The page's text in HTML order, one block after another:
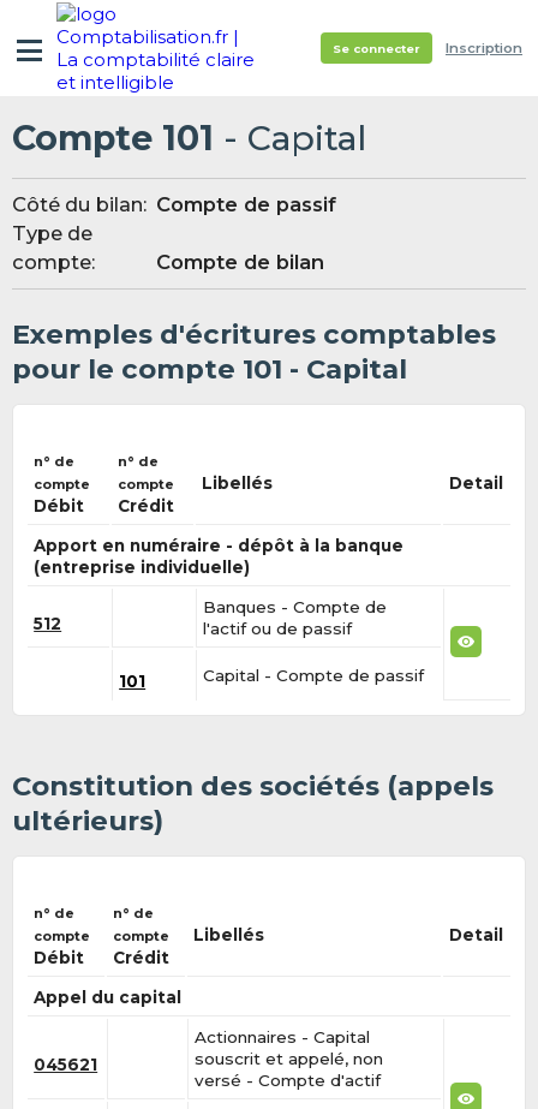
Se connecter Inscription
Compte 101 - Capital
Côté du bilan: Compte de passif
Type de
compte:
Compte de bilan
Exemples d'écritures comptables
pour le compte 101 - Capital
n° de
compte
Débit
n° de
compte
Crédit
Libellés Detail
Apport en numéraire - dépôt à la banque
(entreprise individuelle)
512
Banques - Compte de
l'actif ou de passif
101 Capital - Compte de passif
Constitution des sociétés (appels
ultérieurs)
n° de
compte
Débit
n° de
compte
Crédit
Libellés Detail
Appel du capital
045621
Actionnaires - Capital
souscrit et appelé, non
versé - Compte d'actif